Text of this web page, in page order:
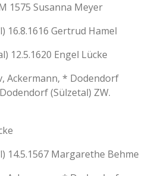
1575 Susanna Meyer
16.8.1616 Gertrud Hamel
12.5.1620 Engel Lücke
Ackermann, * Dodendorf
(Sülzetal) ZW.
14.5.1567 Margarethe Behme